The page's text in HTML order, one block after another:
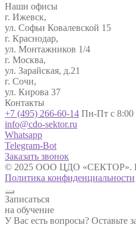
Наши офисы
г. Ижевск,
ул. Софьи Ковалевской 15
г. Краснодар,
ул. Монтажников 1/4
г. Москва,
ул. Зарайская, д.21
г. Сочи,
ул. Кирова 37
Контакты
+7 (495) 266-60-14 Пн-Пт с 8:00
info@cdo-sektor.ru
Whatsapp
Telegram-Bot
Заказать звонок
© 2025 ООО ЦДО «СЕКТОР».
Политика конфиденциальности
Записаться
на обучение
У Вас есть вопросы? Оставьте